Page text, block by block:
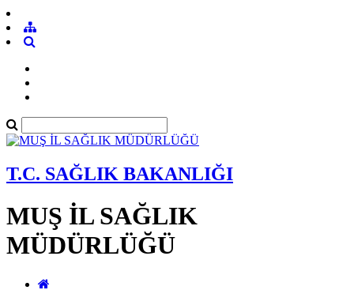
T.C. SAĞLIK BAKANLIĞI
MUŞ İL SAĞLIK
MÜDÜRLÜĞÜ